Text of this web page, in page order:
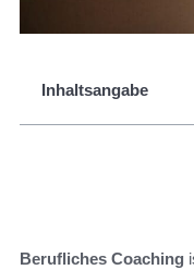
Inhaltsangabe
Berufliches Coaching